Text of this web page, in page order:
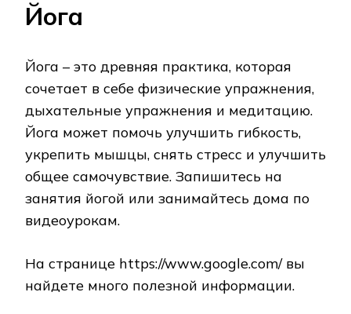
Йога
Йога – это древняя практика, которая
сочетает в себе физические упражнения,
дыхательные упражнения и медитацию.
Йога может помочь улучшить гибкость,
укрепить мышцы, снять стресс и улучшить
общее самочувствие. Запишитесь на
занятия йогой или занимайтесь дома по
видеоурокам.
На странице https://www.google.com/ вы
найдете много полезной информации.